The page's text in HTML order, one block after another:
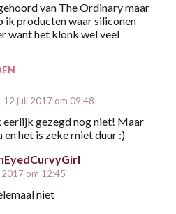
van The Ordinary maar
ik producten waar siliconen
want het klonk wel veel
12 juli 2017 om 09:48
eerlijk gezegd nog niet! Maar
het is zeke rniet duur :)
2017 om 12:45
niet